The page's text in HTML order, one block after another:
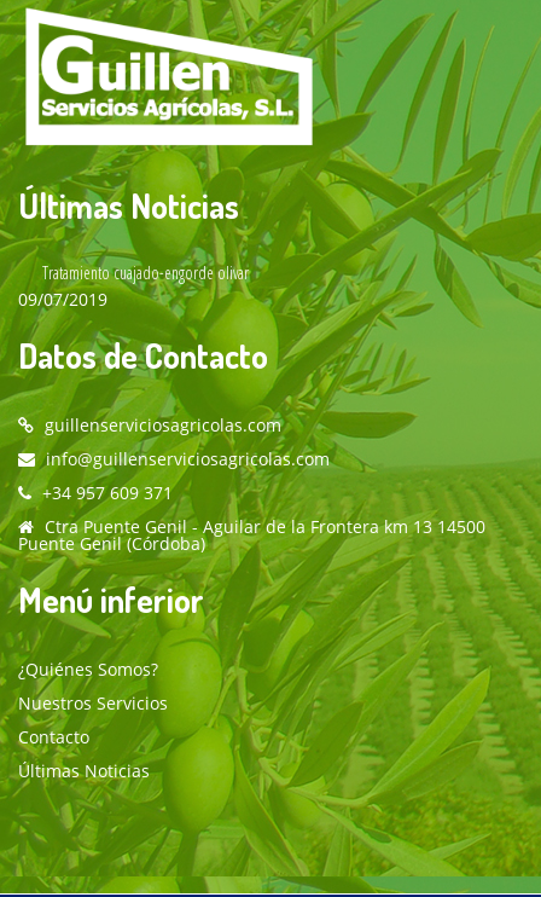
Últimas Noticias
Tratamiento cuajado-engorde olivar
09/07/2019
Datos de Contacto
guillenserviciosagricolas.com
info@guillenserviciosagricolas.com
+34 957 609 371
Ctra Puente Genil - Aguilar de la Frontera km 13 14500
Puente Genil (Córdoba)
Menú inferior
¿Quiénes Somos?
Nuestros Servicios
Contacto
Últimas Noticias